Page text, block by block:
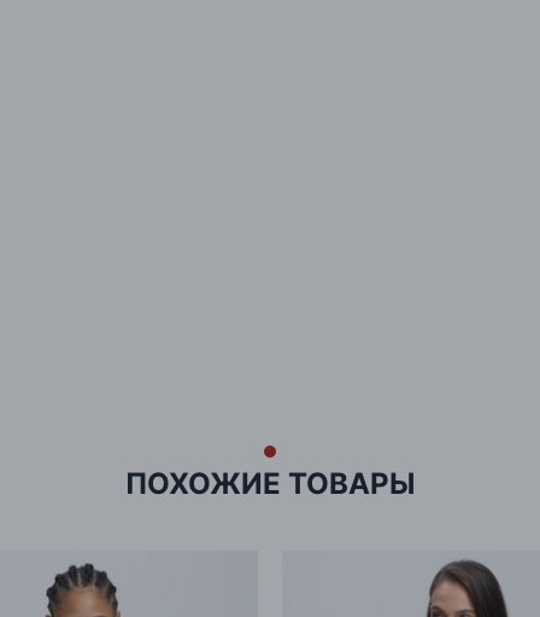
ПОХОЖИЕ ТОВАРЫ